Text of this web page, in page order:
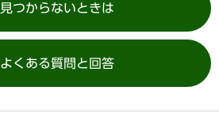
見つからないときは
よくある質問と回答